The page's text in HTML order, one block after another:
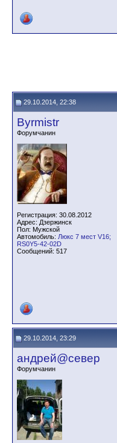
29.10.2014, 22:38
Byrmistr
Форумчанин
Регистрация: 30.08.2012
Адрес: Дзержинск
Пол: Мужской
Автомобиль: Люкс 7 мест V16;
RS0Y5-42-02D
Сообщений: 517
29.10.2014, 23:29
андрей@север
Форумчанин